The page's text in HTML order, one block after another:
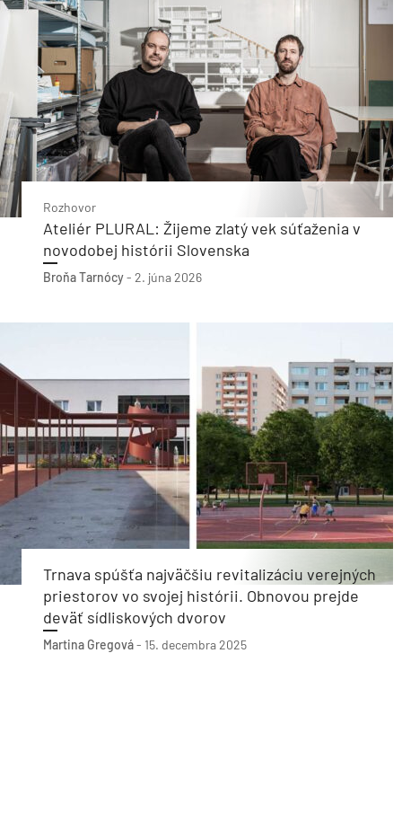
Rozhovor
Ateliér PLURAL: Žijeme zlatý vek súťaženia v
novodobej histórii Slovenska
Broňa Tarnócy- 2. júna 2026
Trnava spúšťa najväčšiu revitalizáciu verejných
priestorov vo svojej histórii. Obnovou prejde
deväť sídliskových dvorov
Martina Gregová- 15. decembra 2025